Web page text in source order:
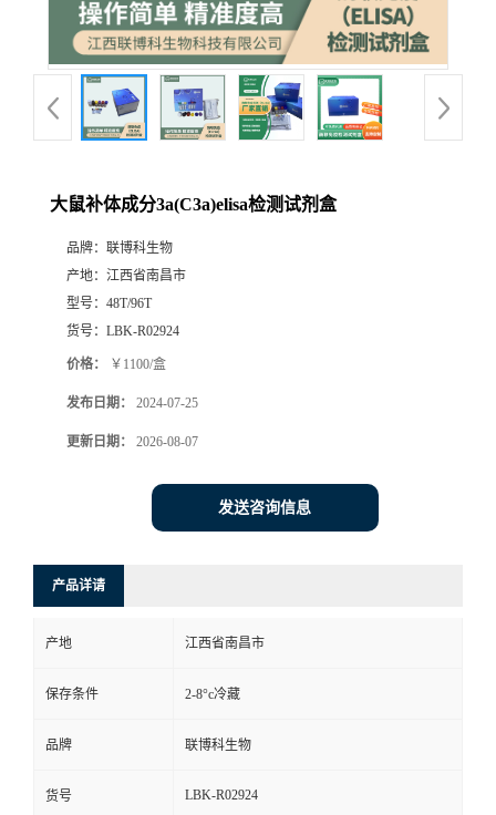
大鼠补体成分3a(C3a)elisa检测试剂盒
品牌： 联博科生物
产地： 江西省南昌市
型号： 48T/96T
货号： LBK-R02924
价格： ￥1100/盒
发布日期： 2024-07-25
更新日期： 2026-08-07
发送咨询信息
产品详请
产地 江西省南昌市
保存条件 2-8°c冷藏
品牌 联博科生物
货号 LBK-R02924